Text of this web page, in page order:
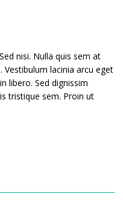
nisi. Nulla quis sem at
lacinia arcu eget
libero. Sed dignissim
tristique sem. Proin ut